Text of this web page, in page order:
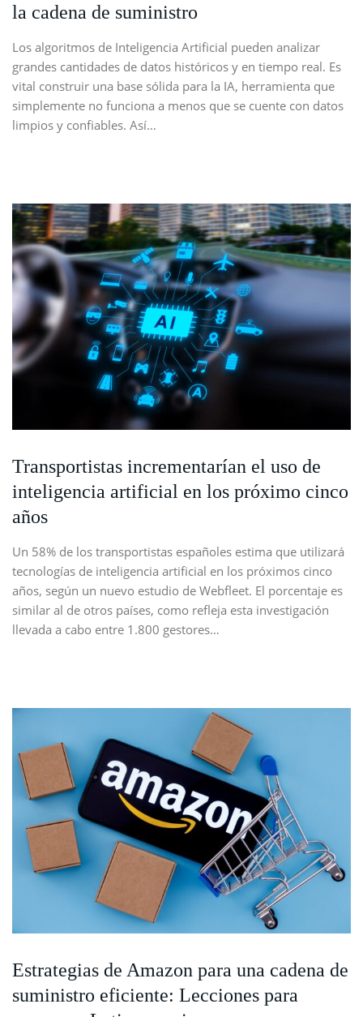
la cadena de suministro
Los algoritmos de Inteligencia Artificial pueden analizar
grandes cantidades de datos históricos y en tiempo real. Es
vital construir una base sólida para la IA, herramienta que
simplemente no funciona a menos que se cuente con datos
limpios y confiables. Así…
Transportistas incrementarían el uso de
inteligencia artificial en los próximo cinco
años
Un 58% de los transportistas españoles estima que utilizará
tecnologías de inteligencia artificial en los próximos cinco
años, según un nuevo estudio de Webfleet. El porcentaje es
similar al de otros países, como refleja esta investigación
llevada a cabo entre 1.800 gestores…
Estrategias de Amazon para una cadena de
suministro eficiente: Lecciones para